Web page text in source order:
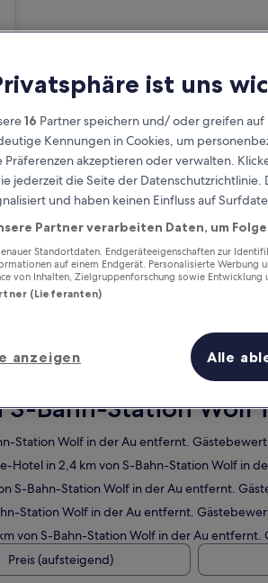
Verdiene Prämien für
wahrgenommene
Morgen
S-Bahn-Station Wolf
Station Wolf in der Au entfernt.
Hotel in 2,4 km von S-Bahn-Station Wolf in
S-Bahn-Station Wolf in der Au entfernt.
Station Wolf in der Au entfernt.
von S-Bahn-Station Wolf in der Au
Preis (aufsteigend)
ist uns
16 Partner speichern und/ oder greifen
Kennungen in Cookies, um
Präferenzen akzeptieren oder verwalten.
jederzeit die Seite der
und haben keinen Einfluss auf
Partner verarbeiten Daten, um
Standortdaten. Endgeräteeigenschaften zur
auf einem Endgerät. Personalisierte Werbung
von Inhalten, Zielgruppenforschung sowie Entwicklung
(Lieferanten)
anzeigen Alle